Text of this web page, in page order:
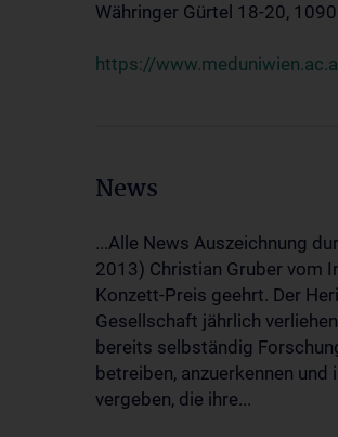
Währinger Gürtel 18-20,
https://
News
...Alle News Auszeichnung
2013) Christian Gruber vom
Konzett-Preis geehrt. Der
Gesellschaft jährlich
bereits selbständig
betreiben, anzuerkennen
vergeben, die ihre...